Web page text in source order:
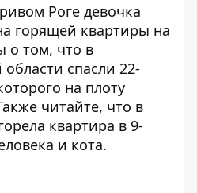
Роге девочка
горящей квартиры на
о том, что в
спасли 22-
на плоту
читайте, что в
квартира в 9-
и кота.